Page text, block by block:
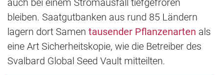
bleiben. Saatgutbanken aus rund 85 Ländern
lagern dort Samen tausender Pflanzenarten als
eine Art Sicherheitskopie, wie die Betreiber des
Svalbard Global Seed Vault mitteilten.